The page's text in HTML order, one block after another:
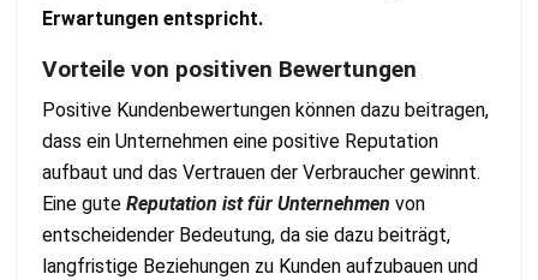
Erwartungen entspricht.
Vorteile von positiven Bewertungen
Positive Kundenbewertungen können dazu beitragen,
dass ein Unternehmen eine positive Reputation
aufbaut und das Vertrauen der Verbraucher gewinnt.
Eine gute Reputation ist für Unternehmen von
entscheidender Bedeutung, da sie dazu beiträgt,
langfristige Beziehungen zu Kunden aufzubauen und